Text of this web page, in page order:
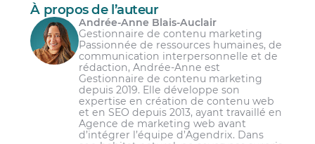
À propos de l’auteur
Andrée-Anne Blais-Auclair
Gestionnaire de contenu marketing
Passionnée de ressources humaines, de
communication interpersonnelle et de
rédaction, Andrée-Anne est
Gestionnaire de contenu marketing
depuis 2019. Elle développe son
expertise en création de contenu web
et en SEO depuis 2013, ayant travaillé en
Agence de marketing web avant
d’intégrer l’équipe d’Agendrix. Dans